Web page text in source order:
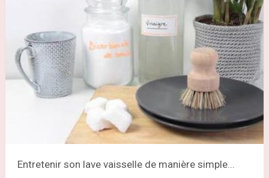
Entretenir son lave vaisselle de manière simple...